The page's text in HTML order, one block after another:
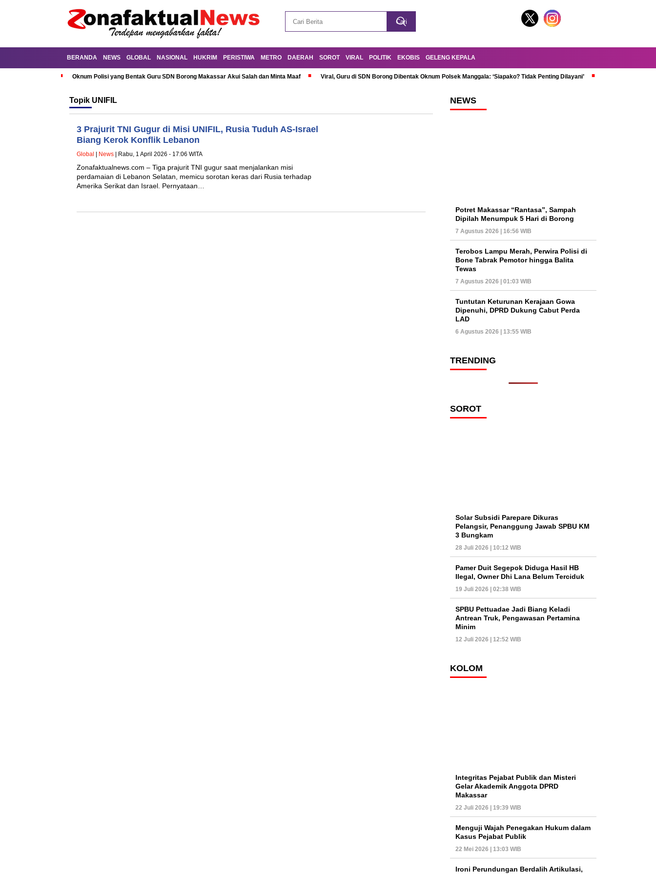
BERANDA NEWS GLOBAL NASIONAL HUKRIM PERISTIWA METRO DAERAH SOROT VIRAL POLITIK EKOBIS GELENG KEPALA
Oknum Polisi yang Bentak Guru SDN Borong Makassar Akui Salah dan Minta Maaf Viral, Guru di SDN Borong Dibentak Oknum Polsek Manggala: ‘Siapako? Tidak Penting Dilayani’
Topik UNIFIL
3 Prajurit TNI Gugur di Misi UNIFIL, Rusia Tuduh AS-Israel
Biang Kerok Konflik Lebanon
Global News | Rabu, 1 April 2026 - 17:06 WITA
Zonafaktualnews.com – Tiga prajurit TNI gugur saat menjalankan misi
perdamaian di Lebanon Selatan, memicu sorotan keras dari Rusia terhadap
Amerika Serikat dan Israel. Pernyataan…
NEWS
Potret Makassar “Rantasa”, Sampah
Dipilah Menumpuk 5 Hari di Borong
7 Agustus 2026 | 16:56 WIB
Terobos Lampu Merah, Perwira Polisi di
Bone Tabrak Pemotor hingga Balita
Tewas
7 Agustus 2026 | 01:03 WIB
Tuntutan Keturunan Kerajaan Gowa
Dipenuhi, DPRD Dukung Cabut Perda
LAD
6 Agustus 2026 | 13:55 WIB
TRENDING
SOROT
Solar Subsidi Parepare Dikuras
Pelangsir, Penanggung Jawab SPBU KM
3 Bungkam
28 Juli 2026 | 10:12 WIB
Pamer Duit Segepok Diduga Hasil HB
Ilegal, Owner Dhi Lana Belum Terciduk
19 Juli 2026 | 02:38 WIB
SPBU Pettuadae Jadi Biang Keladi
Antrean Truk, Pengawasan Pertamina
Minim
12 Juli 2026 | 12:52 WIB
KOLOM
Integritas Pejabat Publik dan Misteri
Gelar Akademik Anggota DPRD
Makassar
22 Juli 2026 | 19:39 WIB
Menguji Wajah Penegakan Hukum dalam
Kasus Pejabat Publik
22 Mei 2026 | 13:03 WIB
Ironi Perundungan Berdalih Artikulasi,